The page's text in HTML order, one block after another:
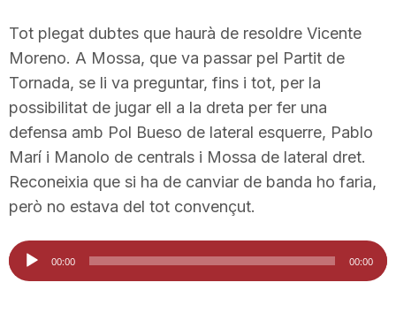
g
o
n
a
Tot plegat dubtes que haurà de resoldre Vicente
Moreno. A Mossa, que va passar pel Partit de
Tornada, se li va preguntar, fins i tot, per la
possibilitat de jugar ell a la dreta per fer una
defensa amb Pol Bueso de lateral esquerre, Pablo
Marí i Manolo de centrals i Mossa de lateral dret.
Reconeixia que si ha de canviar de banda ho faria,
però no estava del tot convençut.
Reproductor
d'àudio
00:00 00:00